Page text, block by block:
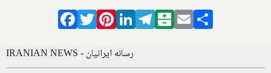
Facebook
TwitterPinterestLinkedIn
Telegram
Balatarin
Email
IRANIAN NEWS - رسانه ایرانیان